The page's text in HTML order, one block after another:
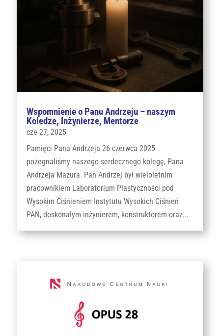
Wspomnienie o Panu Andrzeju – naszym
Koledze, Inżynierze, Mentorze
cze 27, 2025
Pamięci Pana Andrzeja 26 czerwca 2025
pożegnaliśmy naszego serdecznego kolegę, Pana
Andrzeja Mazura. Pan Andrzej był wieloletnim
pracownikiem Laboratorium Plastyczności pod
Wysokim Ciśnieniem Instytutu Wysokich Ciśnień
PAN, doskonałym inżynierem, konstruktorem oraz...